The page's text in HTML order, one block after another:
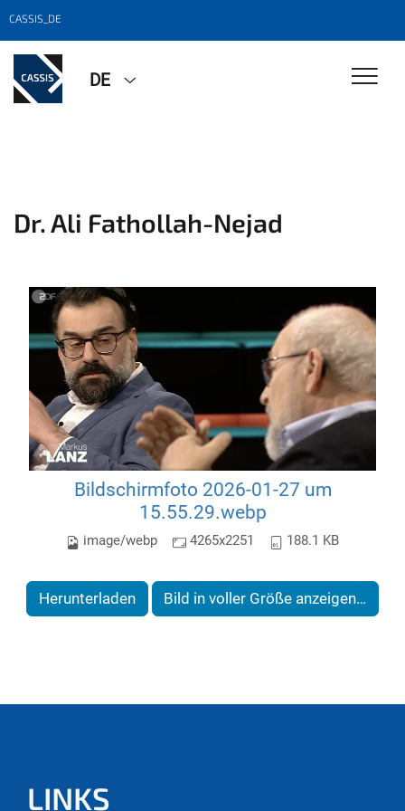
CASSIS_DE
DE
Dr. Ali Fathollah-Nejad
Bildschirmfoto 2026-01-27 um
15.55.29.webp
image/webp 4265x2251 188.1 KB
Herunterladen Bild in voller Größe anzeigen…
LINKS